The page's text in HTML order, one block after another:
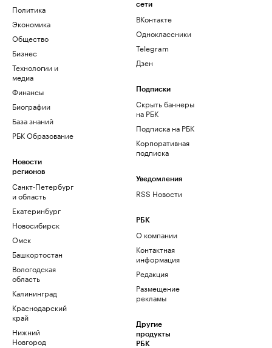
Политика
Экономика
Общество
Бизнес
Технологии и
медиа
Финансы
Биографии
База знаний
РБК Образование
Новости
регионов
Санкт-Петербург
и область
Екатеринбург
Новосибирск
Омск
Башкортостан
Вологодская
область
Калининград
Краснодарский
край
Нижний
Новгород
сети
ВКонтакте
Одноклассники
Telegram
Дзен
Подписки
Скрыть баннеры
на РБК
Подписка на РБК
Корпоративная
подписка
Уведомления
RSS Новости
РБК
О компании
Контактная
информация
Редакция
Размещение
рекламы
Другие
продукты
РБК